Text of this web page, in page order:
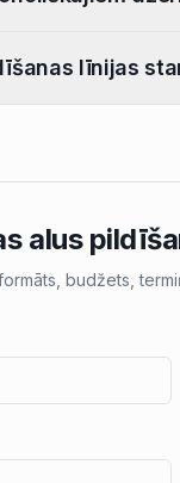
līnijas
alus
budžets,